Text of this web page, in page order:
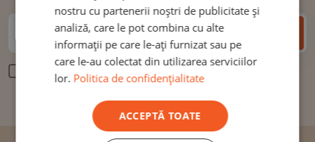
Introduceți adresă dvs. de e-mail*
datelor cu caracter personal.*
nostru cu partenerii noștri de publicitate și
analiză, care le pot combina cu alte
informații pe care le-ați furnizat sau pe
care le-au colectat din utilizarea serviciilor
lor. Politica de confidențialitate
ACCEPTĂ TOATE